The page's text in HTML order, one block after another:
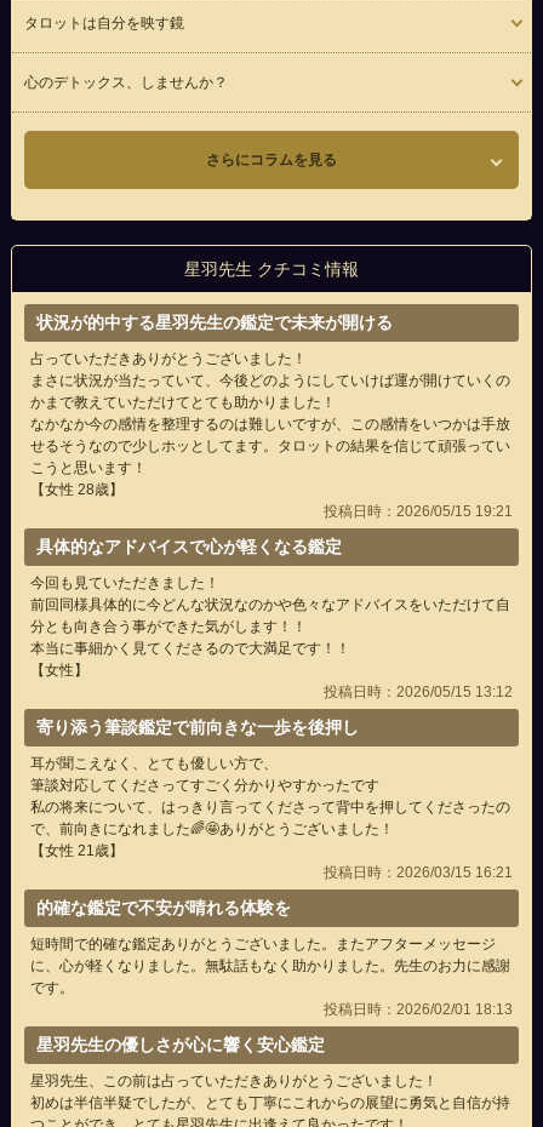
タロットは自分を映す鏡
心のデトックス、しませんか？
さらにコラムを見る
星羽先生 クチコミ情報
状況が的中する星羽先生の鑑定で未来が開ける
占っていただきありがとうございました！
まさに状況が当たっていて、今後どのようにしていけば運が開けていくの
かまで教えていただけてとても助かりました！
なかなか今の感情を整理するのは難しいですが、この感情をいつかは手放
せるそうなので少しホッとしてます。タロットの結果を信じて頑張ってい
こうと思います！
【女性 28歳】
投稿日時：2026/05/15 19:21
具体的なアドバイスで心が軽くなる鑑定
今回も見ていただきました！
前回同様具体的に今どんな状況なのかや色々なアドバイスをいただけて自
分とも向き合う事ができた気がします！！
本当に事細かく見てくださるので大満足です！！
【女性】
投稿日時：2026/05/15 13:12
寄り添う筆談鑑定で前向きな一歩を後押し
耳が聞こえなく、とても優しい方で、
筆談対応してくださってすごく分かりやすかったです
私の将来について、はっきり言ってくださって背中を押してくださったの
で、前向きになれました🌈🤩ありがとうございました！
【女性 21歳】
投稿日時：2026/03/15 16:21
的確な鑑定で不安が晴れる体験を
短時間で的確な鑑定ありがとうございました。またアフターメッセージ
に、心が軽くなりました。無駄話もなく助かりました。先生のお力に感謝
です。
投稿日時：2026/02/01 18:13
星羽先生の優しさが心に響く安心鑑定
星羽先生、この前は占っていただきありがとうございました！
初めは半信半疑でしたが、とても丁寧にこれからの展望に勇気と自信が持